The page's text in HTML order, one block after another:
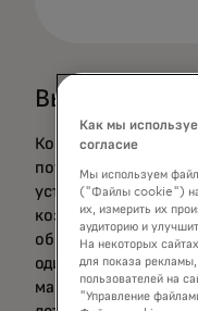
Вызов
Когда речь идёт о
потребителями не
устранение
коэффициента
общения, не
одиночный
максимальному
Как мы
согласие
Мы используем
("Файлы cookie") на
их, измерить их
аудиторию и
На некоторых
для показа
пользователей на
"Управление